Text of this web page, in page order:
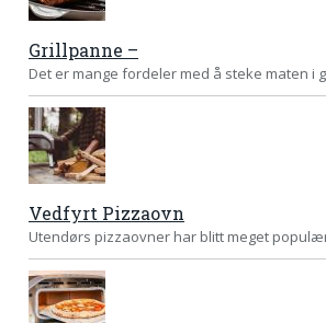
Grillpanne –
Det er mange fordeler med å steke maten i
Vedfyrt Pizzaovn
Utendørs pizzaovner har blitt meget